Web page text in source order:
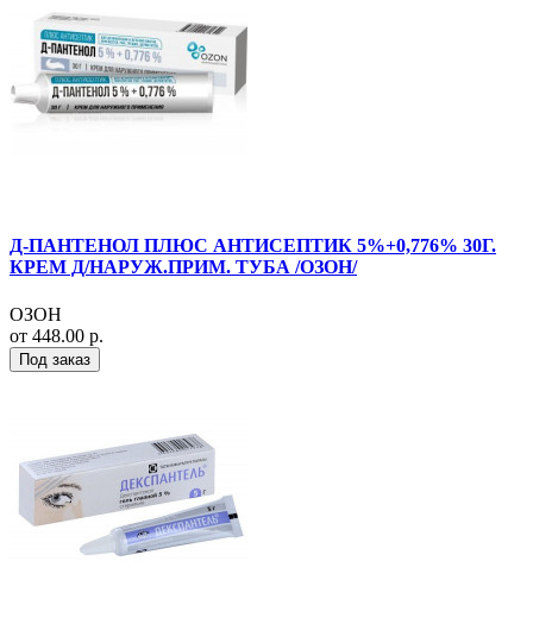
Д-ПАНТЕНОЛ ПЛЮС АНТИСЕПТИК 5%+0,776% 30Г.
КРЕМ Д/НАРУЖ.ПРИМ. ТУБА /ОЗОН/
ОЗОН
от 448.00 р.
Под заказ